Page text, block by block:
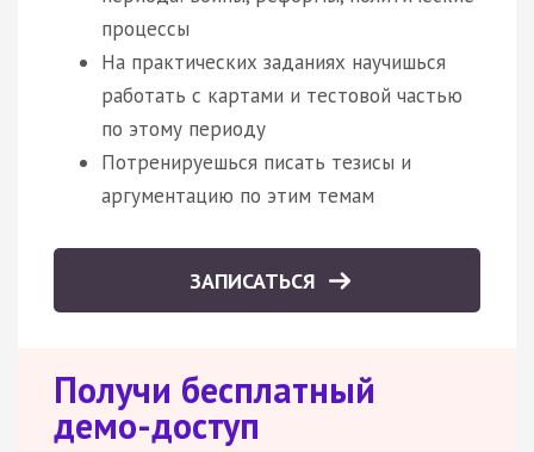
процессы
На практических заданиях научишься
работать с картами и тестовой частью
по этому периоду
Потренируешься писать тезисы и
аргументацию по этим темам
ЗАПИСАТЬСЯ
Получи бесплатный
демо-доступ